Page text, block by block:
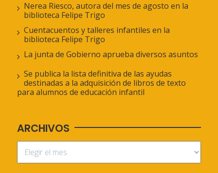
Nerea Riesco, autora del mes de agosto en la
biblioteca Felipe Trigo
Cuentacuentos y talleres infantiles en la
biblioteca Felipe Trigo
La junta de Gobierno aprueba diversos asuntos
Se publica la lista definitiva de las ayudas
destinadas a la adquisición de libros de texto
para alumnos de educación infantil
ARCHIVOS